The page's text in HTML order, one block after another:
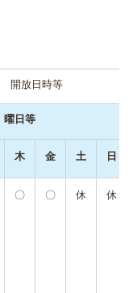
開放日時等
曜日等
木 金 土 日
〇 〇 休 休